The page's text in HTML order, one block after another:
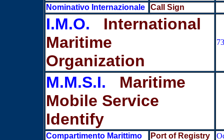
Nominativo Internazionale
Call Sign
I.M.O. International
Maritime
Organization
M.M.S.I. Maritime
Mobile Service
Identify
Compartimento Marittimo Port of Registry